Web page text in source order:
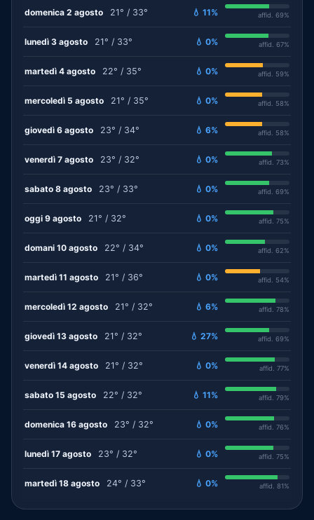
domenica 2 agosto 21° / 33° 💧 11% affid. 69%
lunedì 3 agosto 21° / 33° 💧 0% affid. 67%
martedì 4 agosto 22° / 35° 💧 0% affid. 59%
mercoledì 5 agosto 21° / 35° 💧 0% affid. 58%
giovedì 6 agosto 23° / 34° 💧 6% affid. 58%
venerdì 7 agosto 23° / 32° 💧 0% affid. 73%
sabato 8 agosto 23° / 33° 💧 0% affid. 69%
oggi 9 agosto 21° / 32° 💧 0% affid. 75%
domani 10 agosto 22° / 34° 💧 0% affid. 62%
martedì 11 agosto 21° / 36° 💧 0% affid. 54%
mercoledì 12 agosto 21° / 32° 💧 6% affid. 78%
giovedì 13 agosto 21° / 32° 💧 27% affid. 69%
venerdì 14 agosto 21° / 32° 💧 0% affid. 77%
sabato 15 agosto 22° / 32° 💧 11% affid. 79%
domenica 16 agosto 23° / 32° 💧 0% affid. 76%
lunedì 17 agosto 23° / 32° 💧 0% affid. 75%
martedì 18 agosto 24° / 33° 💧 0% affid. 81%